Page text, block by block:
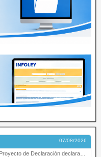
07/08/2026
declarando de interés provincial PRESIDENCI…